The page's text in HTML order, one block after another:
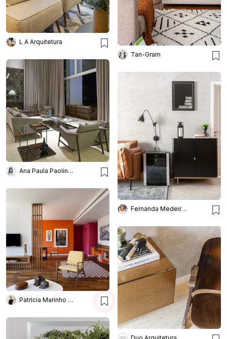
Tan-Gram
L A Arquitetura
Ana Paula Paolinelli
Fernanda Medeiros Arquitetura
Patrícia Marinho Arquitetura